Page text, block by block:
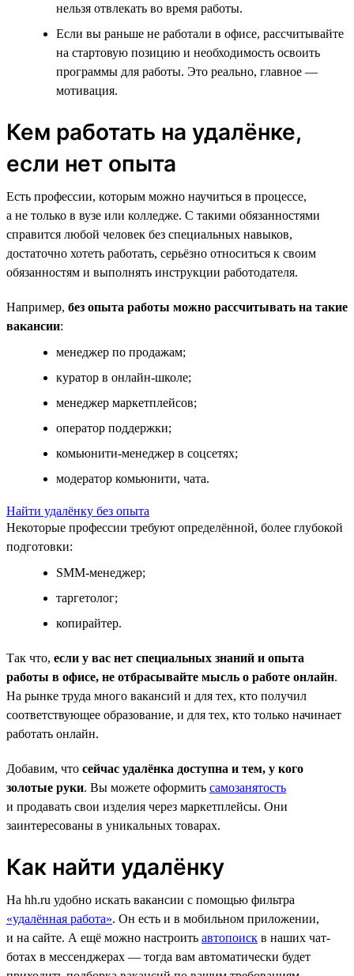
нельзя отвлекать во время работы.
Если вы раньше не работали в офисе, рассчитывайте
на стартовую позицию и необходимость освоить
программы для работы. Это реально, главное —
мотивация.
Кем работать на удалёнке,
если нет опыта
Есть профессии, которым можно научиться в процессе,
а не только в вузе или колледже. С такими обязанностями
справится любой человек без специальных навыков,
достаточно хотеть работать, серьёзно относиться к своим
обязанностям и выполнять инструкции работодателя.
Например, без опыта работы можно рассчитывать на такие
вакансии:
менеджер по продажам;
куратор в онлайн-школе;
менеджер маркетплейсов;
оператор поддержки;
комьюнити-менеджер в соцсетях;
модератор комьюнити, чата.
Найти удалёнку без опыта
Некоторые профессии требуют определённой, более глубокой
подготовки:
SMM-менеджер;
таргетолог;
копирайтер.
Так что, если у вас нет специальных знаний и опыта
работы в офисе, не отбрасывайте мысль о работе онлайн.
На рынке труда много вакансий и для тех, кто получил
соответствующее образование, и для тех, кто только начинает
работать онлайн.
Добавим, что сейчас удалёнка доступна и тем, у кого
золотые руки. Вы можете оформить самозанятость
и продавать свои изделия через маркетплейсы. Они
заинтересованы в уникальных товарах.
Как найти удалёнку
На hh.ru удобно искать вакансии с помощью фильтра
«удалённая работа». Он есть и в мобильном приложении,
и на сайте. А ещё можно настроить автопоиск в наших чат-
ботах в мессенджерах — тогда вам автоматически будет